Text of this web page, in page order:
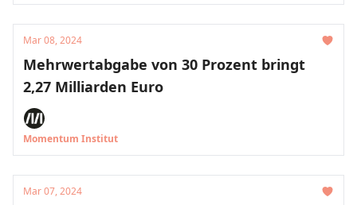
Mar 08, 2024
Mehrwertabgabe von 30 Prozent bringt
2,27 Milliarden Euro
Momentum Institut
Mar 07, 2024